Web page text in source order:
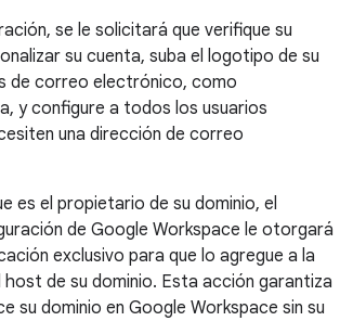
se le solicitará que verifique su
su cuenta, suba el logotipo de su
de correo electrónico, como
y configure a todos los usuarios
una dirección de correo
es el propietario de su dominio, el
de Google Workspace le otorgará
exclusivo para que lo agregue a la
de su dominio. Esta acción garantiza
su dominio en Google Workspace sin su